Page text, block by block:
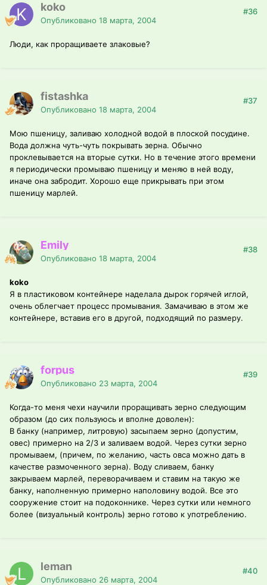
koko
Опубликовано 18 марта, 2004
#36
Люди, как проращиваете злаковые?
fistashka
Опубликовано 18 марта, 2004
#37
Мою пшеницу, заливаю холодной водой в плоской посудине.
Вода должна чуть-чуть покрывать зерна. Обычно
проклевывается на вторые сутки. Но в течение этого времени
я периодически промываю пшеницу и меняю в ней воду,
иначе она забродит. Хорошо еще прикрывать при этом
пшеницу марлей.
Emily
Опубликовано 18 марта, 2004
#38
koko
Я в пластиковом контейнере наделала дырок горячей иглой,
очень облегчает процесс промывания. Замачиваю в этом же
контейнере, вставив его в другой, подходящий по размеру.
forpus
Опубликовано 23 марта, 2004
#39
Когда-то меня чехи научили проращивать зерно следующим
образом (до сих пользуюсь и вполне доволен):
В банку (например, литровую) засыпаем зерно (допустим,
овес) примерно на 2/3 и заливаем водой. Через сутки зерно
промываем, (причем, по желанию, часть овса можно дать в
качестве размоченного зерна). Воду сливаем, банку
закрываем марлей, переворачиваем и ставим на такую же
банку, наполненную примерно наполовину водой. Все это
сооружение стоит на подоконнике. Через сутки или немного
более (визуальный контроль) зерно готово к употреблению.
leman
Опубликовано 26 марта, 2004
#40